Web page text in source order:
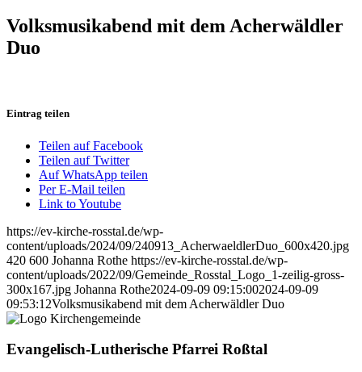
Volksmusikabend mit dem Acherwäldler
Duo
Eintrag teilen
Teilen auf Facebook
Teilen auf Twitter
Auf WhatsApp teilen
Per E-Mail teilen
Link to Youtube
https://ev-kirche-rosstal.de/wp-
content/uploads/2024/09/240913_AcherwaeldlerDuo_600x420.jpg
420 600 Johanna Rothe https://ev-kirche-rosstal.de/wp-
content/uploads/2022/09/Gemeinde_Rosstal_Logo_1-zeilig-gross-
300x167.jpg Johanna Rothe2024-09-09 09:15:002024-09-09
09:53:12Volksmusikabend mit dem Acherwäldler Duo
Evangelisch-Lutherische Pfarrei Roßtal